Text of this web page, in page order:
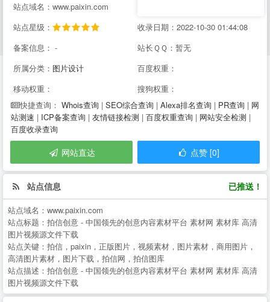
站点域名：www.paixin.com
站点星级：
收录日期：2022-10-30 01:44:08
备案信息： -
站长ＱＱ：暂无
所属分类： 图片设计
百度权重：
移动权重：
搜狗权重：
快捷查询： Whois查询 | SEO综合查询 | Alexa排名查询 | PR查询 | 网
站测速 | ICP备案查询 | 友情链接检测 | 百度权重查询 | 网站安全检测 |
百度收录查询
网站直达 点赞 [0]
站点信息 已推送！
站点域名： www.paixin.com
站点标题： 拍信创意 - 中国领先的创意内容素材平台 素材网 素材库 高清
图片视频源文件下载
站点关键： 拍信，paixin，正版图片，视频素材，图片素材，商用图片，
高清图片素材，图片下载，拍信网，拍信图库
站点描述： 拍信创意 - 中国领先的创意内容素材平台 素材网 素材库 高清
图片视频源文件下载